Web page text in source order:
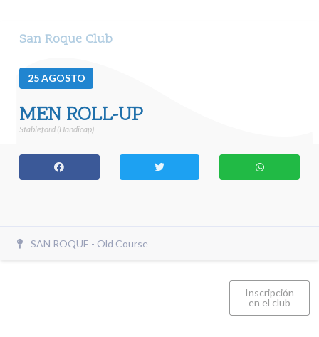
San Roque Club
25AGOSTO
MEN ROLL-UP
Stableford (Handicap)
SAN ROQUE - Old Course
Inscripción
en el club